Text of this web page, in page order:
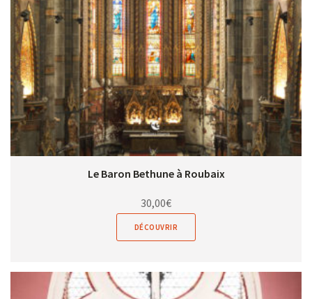
Le Baron Bethune à Roubaix
30,00€
DÉCOUVRIR